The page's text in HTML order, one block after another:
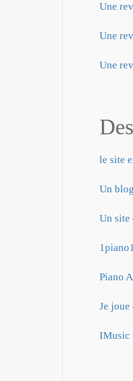
Une
Une
Une
le site
Un
Un site
Piano
Je joue
IMusic